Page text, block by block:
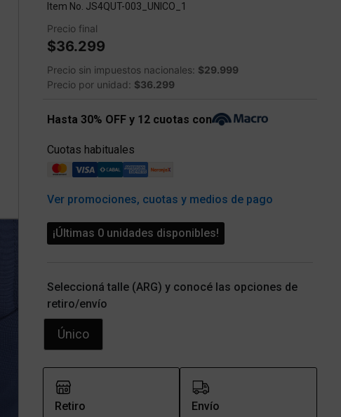
Item No. JS4QUT-003_UNICO_1
Precio final
$36.299
Precio sin impuestos nacionales: $29.999
Precio por unidad: $36.299
Hasta 30% OFF y 12 cuotas con
Cuotas habituales
Ver promociones, cuotas y medios de pago
¡Últimas 0 unidades disponibles!
Seleccioná talle (ARG) y conocé las opciones de
retiro/envío
Único
Retiro Envío